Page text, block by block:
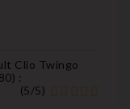
Clio Twingo
) :
(5/5)